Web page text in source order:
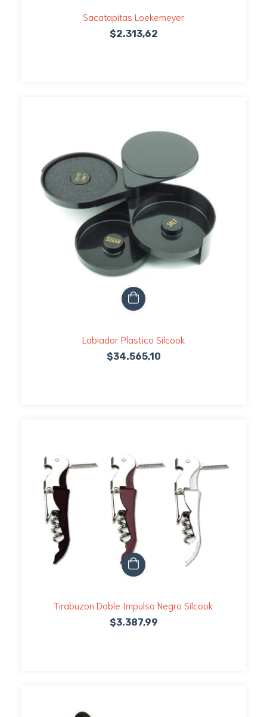
Sacatapitas Loekemeyer
$2.313,62
Labiador Plastico Silcook
$34.565,10
Tirabuzon Doble Impulso Negro Silcook
$3.387,99